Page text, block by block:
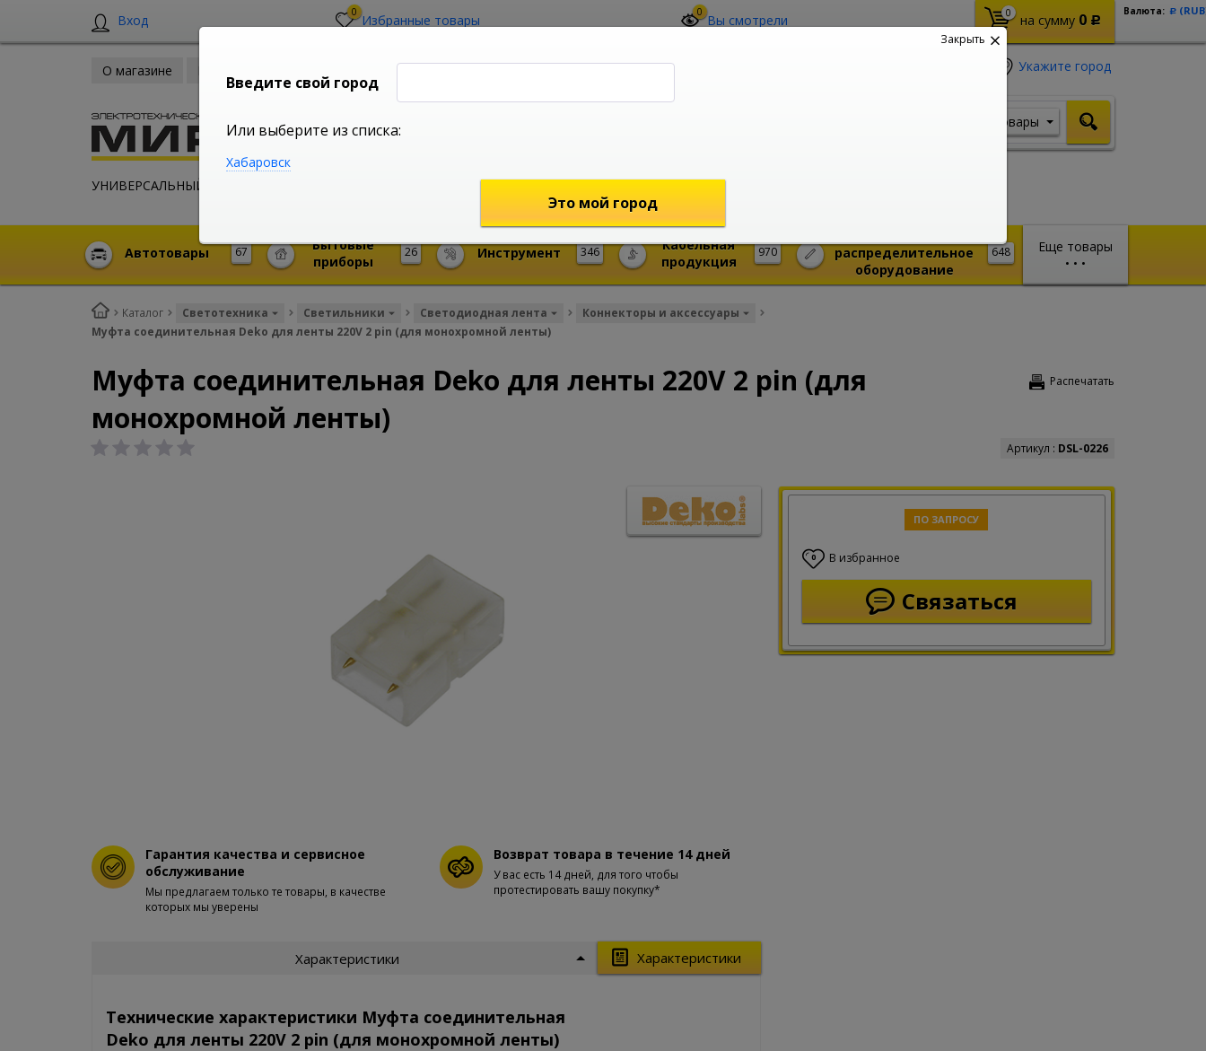
Вход 0 Избранные товары 0 Вы смотрели 0 на сумму 0 Р
Валюта: Р
О магазине
УНИВЕРСАЛЬНЫЙ ИНТЕРНЕТ МАГАЗИН
Укажите город
shop@mireks.ru
Товары
Еще товары
• • •
67
Автотовары 26
Бытовые
приборы
346
Инструмент 970
Кабельная
продукция
648
распределительное
оборудование
Каталог Светотехника Светильники Светодиодная лента
Коннекторы и аксессуары
Муфта соединительная Deko для ленты 220V 2 pin (для монохромной ленты)
Распечатать
Муфта соединительная Deko для ленты 220V 2 pin (для
монохромной ленты)
Артикул : DSL-0226
ПО ЗАПРОСУ
0 В избранное
Связаться
Гарантия качества и сервисное
обслуживание
Мы предлагаем только те товары, в качестве
которых мы уверены
Возврат товара в течение 14 дней
У вас есть 14 дней, для того чтобы
протестировать вашу покупку*
Характеристики
Характеристики
Технические характеристики Муфта соединительная
Deko для ленты 220V 2 pin (для монохромной ленты)
Закрыть
Введите свой город
Или выберите из списка:
Хабаровск
Это мой город